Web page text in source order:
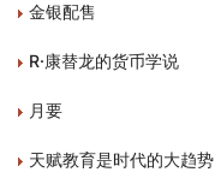
金银配售
R·康替龙的货币学说
月要
天赋教育是时代的大趋势